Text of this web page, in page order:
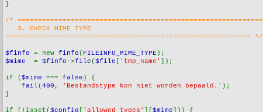
}
/* ============================================================
3. CHECK MIME TYPE
============================================================ */
$finfo = new finfo( FILEINFO_MIME_TYPE );
$mime = $finfo->file($file [ 'tmp_name' ]);
if ($mime === false ) {
fail(400 , 'Bestandstype kon niet worden bepaald.' );
}
if (!isset($config [ 'allowed_types' ][$mime])) {